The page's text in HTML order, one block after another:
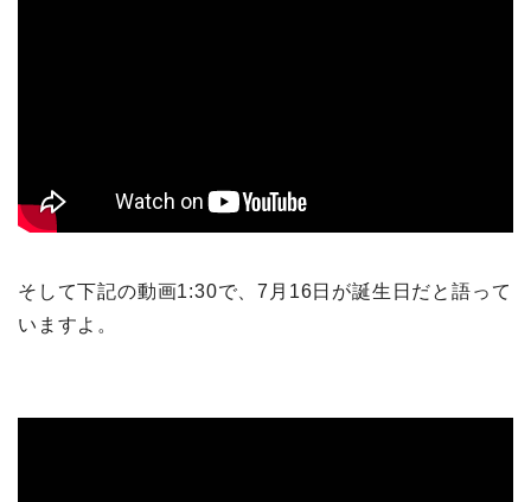
そして下記の動画1:30で、7月16日が誕生日だと語って
いますよ。